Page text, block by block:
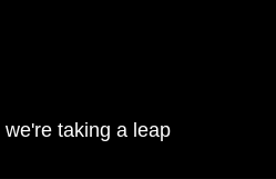
taking a leap